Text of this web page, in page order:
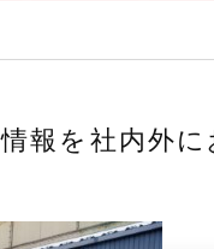
報を社内外に